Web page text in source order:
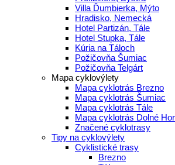
Villa Ďumbierka, Mýto
Hradisko, Nemecká
Hotel Partizán, Tále
Hotel Stupka, Tále
Kúria na Táloch
Požičovňa Šumiac
Požičovňa Telgárt
Mapa cyklovýlety
Mapa cyklotrás Brezno
Mapa cyklotrás Šumiac
Mapa cyklotrás Tále
Mapa cyklotrás Dolné
Značené cyklotrasy
Tipy na cyklovýlety
Cyklistické trasy
Brezno